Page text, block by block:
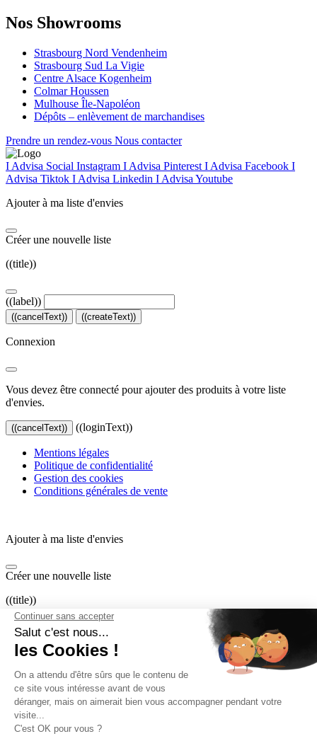
Nos Showrooms
Strasbourg Nord Vendenheim
Strasbourg Sud La Vigie
Centre Alsace Kogenheim
Colmar Houssen
Mulhouse Île-Napoléon
Dépôts – enlèvement de marchandises
Prendre un rendez-vous Nous contacter
I Advisa Social Instagram I Advisa Pinterest I Advisa Facebook I
Advisa Tiktok I Advisa Linkedin I Advisa Youtube
Ajouter à ma liste d'envies
Créer une nouvelle liste
((title))
((label))
((cancelText)) ((createText))
Connexion
Vous devez être connecté pour ajouter des produits à votre liste
d'envies.
((cancelText)) ((loginText))
Mentions légales
Politique de confidentialité
Gestion des cookies
Conditions générales de vente
Ajouter à ma liste d'envies
Créer une nouvelle liste
((title))
((label))
((cancelText)) ((createText))
Connexion
Vous devez être connecté pour ajouter des produits à votre liste